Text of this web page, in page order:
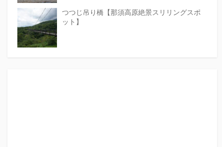
つつじ吊り橋【那須高原絶景スリリングスポ
ット】